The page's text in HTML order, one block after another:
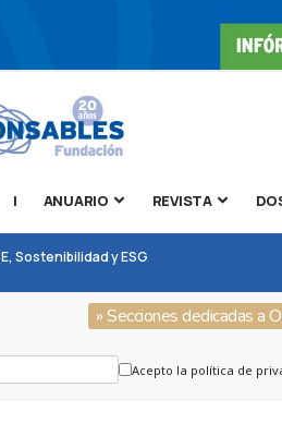
| ANUARIO REVISTA
Sostenibilidad y ESG
» Secciones dedicadas a
Acepto la política de